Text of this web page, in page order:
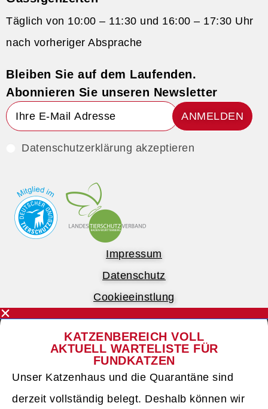
Täglich von 10:00 – 11:30 und 16:00 – 17:30 Uhr
nach vorheriger Absprache
Bleiben Sie auf dem Laufenden.
Abonnieren Sie unseren Newsletter
ANMELDEN
Datenschutzerklärung akzeptieren
Impressum
Datenschutz
Cookieeinstlung
KATZENBEREICH VOLL
AKTUELL WARTELISTE FÜR
FUNDKATZEN
Unser Katzenhaus und die Quarantäne sind
derzeit vollständig belegt. Deshalb können wir